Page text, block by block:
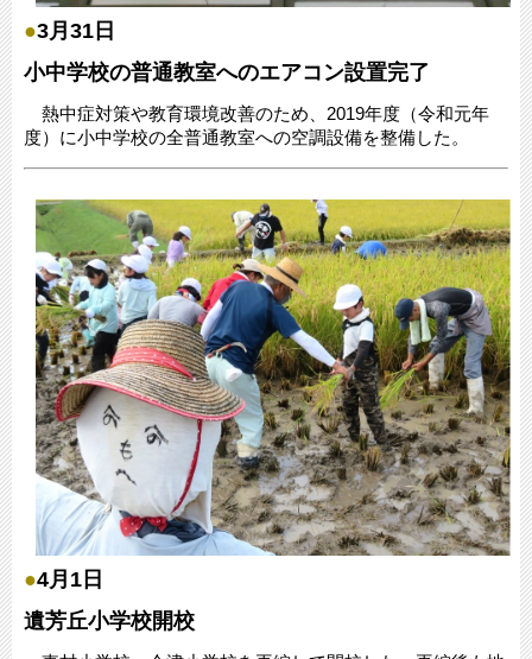
●3月31日
小中学校の普通教室へのエアコン設置完了
熱中症対策や教育環境改善のため、2019年度（令和元年
度）に小中学校の全普通教室への空調設備を整備した。
●4月1日
遺芳丘小学校開校